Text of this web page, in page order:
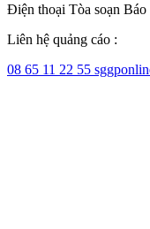
Điện thoại Tòa soạn
Liên hệ quảng cáo :
08 65 11 22 55